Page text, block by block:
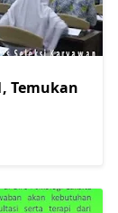
Temukan